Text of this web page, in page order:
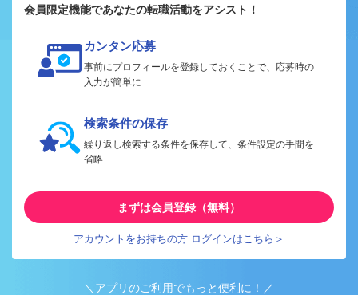
会員限定機能であなたの転職活動をアシスト！
カンタン応募
事前にプロフィールを登録しておくことで、応募時の
入力が簡単に
検索条件の保存
繰り返し検索する条件を保存して、条件設定の手間を
省略
まずは会員登録（無料）
アカウントをお持ちの方 ログインはこちら＞
＼アプリのご利用でもっと便利に！／